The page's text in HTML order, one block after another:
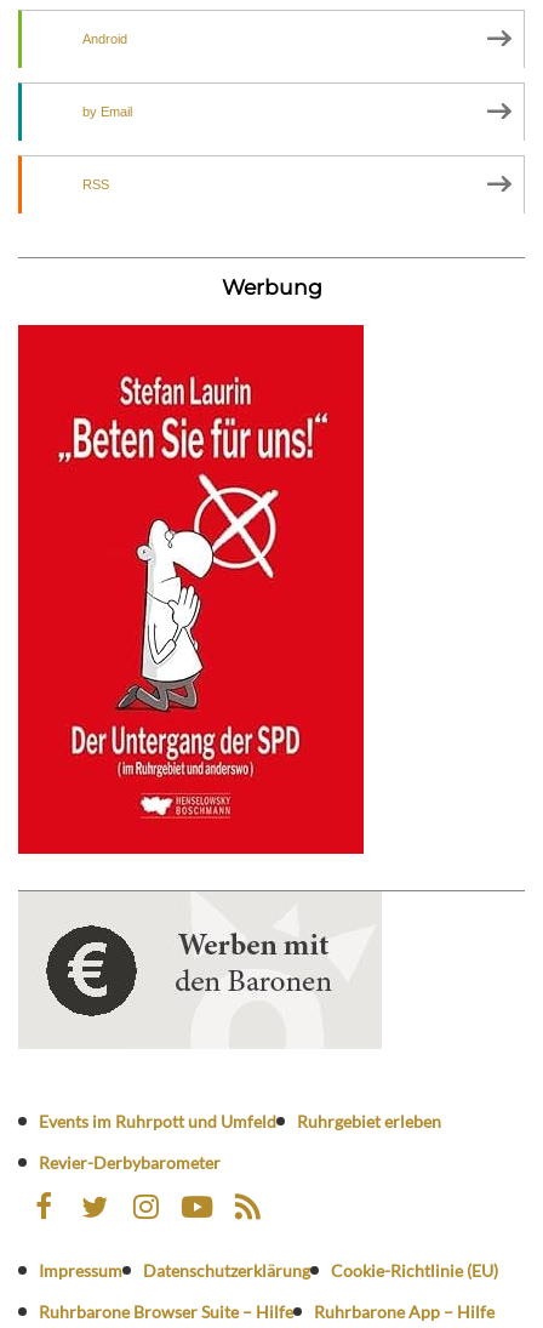
Android
by Email
RSS
Werbung
Events im Ruhrpott und Umfeld
Ruhrgebiet erleben
Revier-Derbybarometer
Impressum Datenschutzerklärung
Cookie-Richtlinie (EU)
Ruhrbarone Browser Suite – Hilfe
Ruhrbarone App – Hilfe